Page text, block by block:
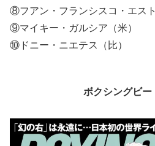
⑧フアン・フランシスコ・エス
⑨マイキー・ガルシア（米）
⑩ドニー・ニエテス（比）
ボクシングビー